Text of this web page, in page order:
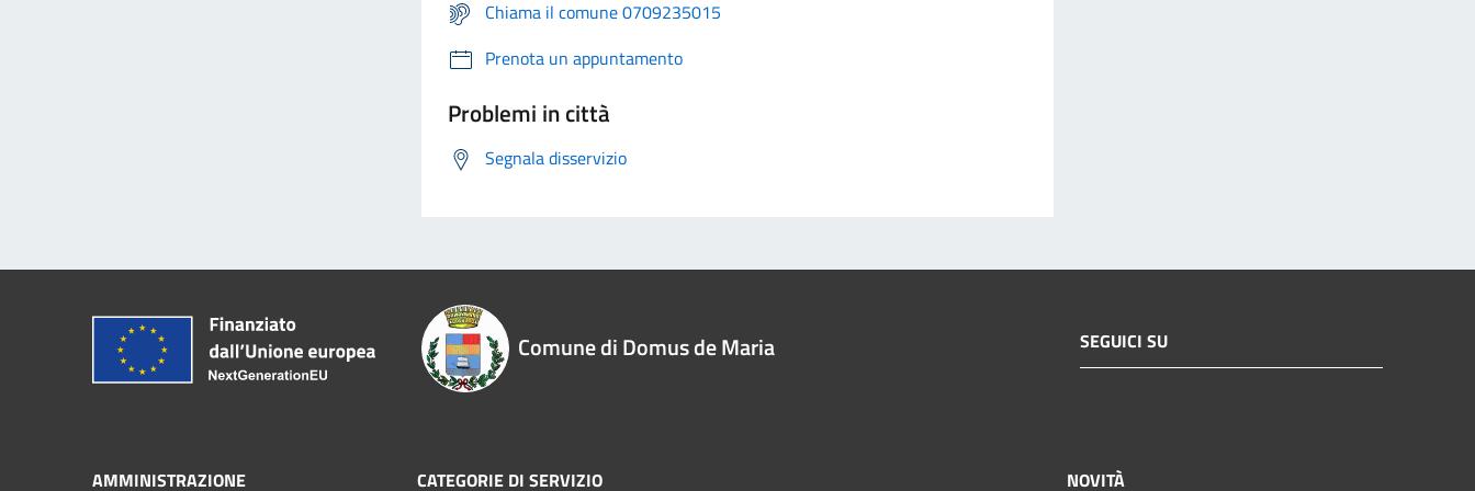
Chiama il comune 0709235015
Prenota un appuntamento
Problemi in città
Segnala disservizio
Comune di Domus de Maria SEGUICI SU
AMMINISTRAZIONE CATEGORIE DI SERVIZIO NOVITÀ